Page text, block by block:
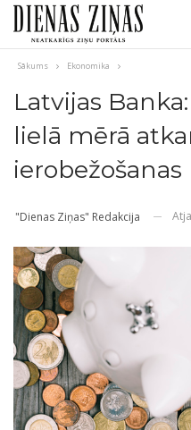
Sākums Ekonomika
Latvijas
lielā mērā
ierobežošanas
"Dienas Ziņas" Redakcija